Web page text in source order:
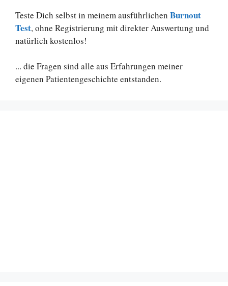
Teste Dich selbst in meinem ausführlichen Burnout
Test, ohne Registrierung mit direkter Auswertung und
natürlich kostenlos!
... die Fragen sind alle aus Erfahrungen meiner
eigenen Patientengeschichte entstanden.